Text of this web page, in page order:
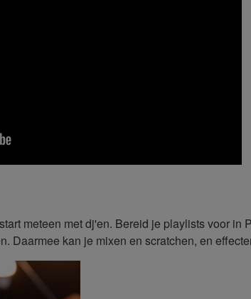
meteen met dj'en. Bereid je playlists voor in
Daarmee kan je mixen en scratchen, en